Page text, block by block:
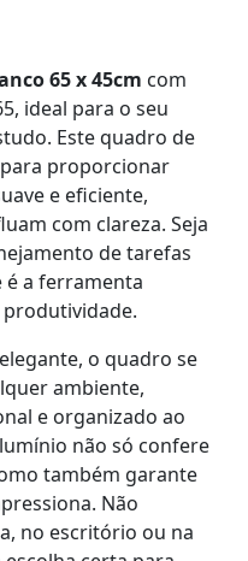
65 x 45cm com
ideal para o seu
Este quadro de
proporcionar
e eficiente,
com clareza. Seja
de tarefas
a ferramenta
o quadro se
ambiente,
e organizado ao
não só confere
também garante
Não
no escritório ou na